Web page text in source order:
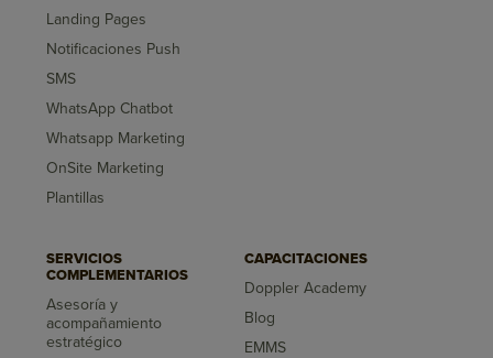
Landing Pages
Notificaciones Push
SMS
WhatsApp Chatbot
Whatsapp Marketing
OnSite Marketing
Plantillas
SERVICIOS
COMPLEMENTARIOS
Asesoría y
acompañamiento
estratégico
CAPACITACIONES
Doppler Academy
Blog
EMMS